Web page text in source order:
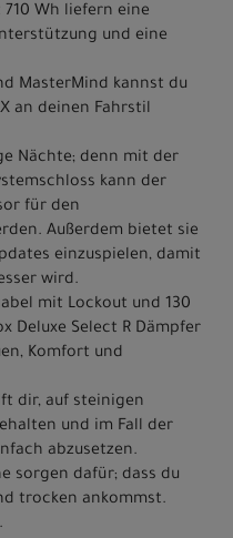
Wh liefern eine
und eine
MasterMind kannst du
an deinen Fahrstil
Nächte; denn mit der
kann der
für den
Außerdem bietet sie
einzuspielen, damit
wird.
mit Lockout und 130
Deluxe Select R Dämpfer
Komfort und
dir, auf steinigen
und im Fall der
abzusetzen.
sorgen dafür; dass du
trocken ankommst.